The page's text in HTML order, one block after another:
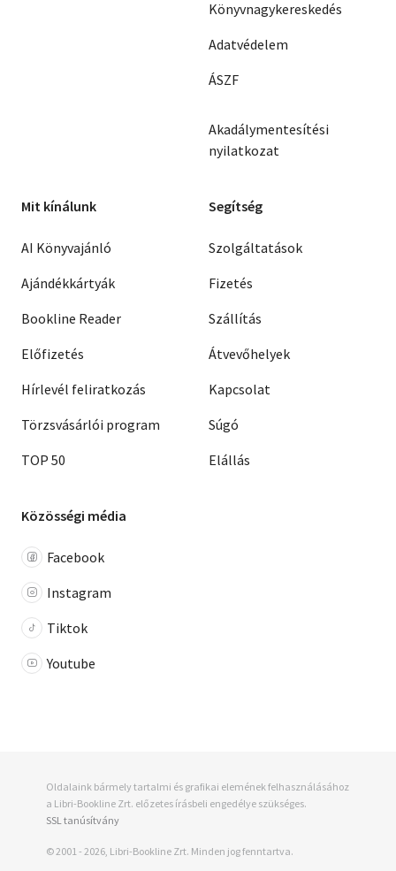
Könyvnagykereskedés
Adatvédelem
ÁSZF
Akadálymentesítési
nyilatkozat
Mit kínálunk
AI Könyvajánló
Ajándékkártyák
Bookline Reader
Előfizetés
Hírlevél feliratkozás
Törzsvásárlói program
TOP 50
Segítség
Szolgáltatások
Fizetés
Szállítás
Átvevőhelyek
Kapcsolat
Súgó
Elállás
Közösségi média
Facebook
Instagram
Tiktok
Youtube
Oldalaink bármely tartalmi és grafikai elemének felhasználásához
a Libri-Bookline Zrt. előzetes írásbeli engedélye szükséges.
SSL tanúsítvány
© 2001 - 2026, Libri-Bookline Zrt. Minden jog fenntartva.